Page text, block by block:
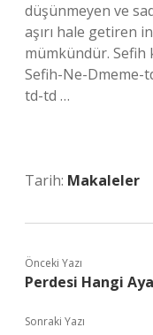
düşünmeyen ve
aşırı hale getiren
mümkündür. Sefih
Sefih-Ne-Dmeme-
td-td …
Tarih: Makaleler
Önceki Yazı
Perdesi Hangi
Sonraki Yazı